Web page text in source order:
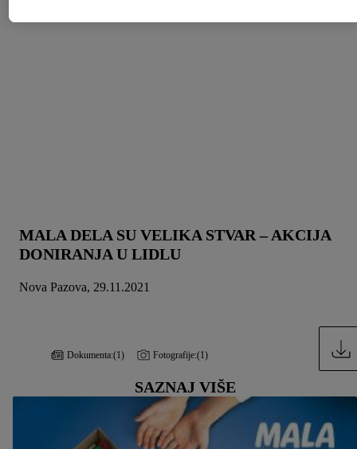
MALA DELA SU VELIKA STVAR – AKCIJA
DONIRANJA U LIDLU
Nova Pazova, 29.11.2021
Dokumenta:(1) Fotografije:(1)
SAZNAJ VIŠE